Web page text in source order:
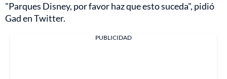
"Parques Disney, por favor haz que esto suceda", pidió
Gad en Twitter.
PUBLICIDAD